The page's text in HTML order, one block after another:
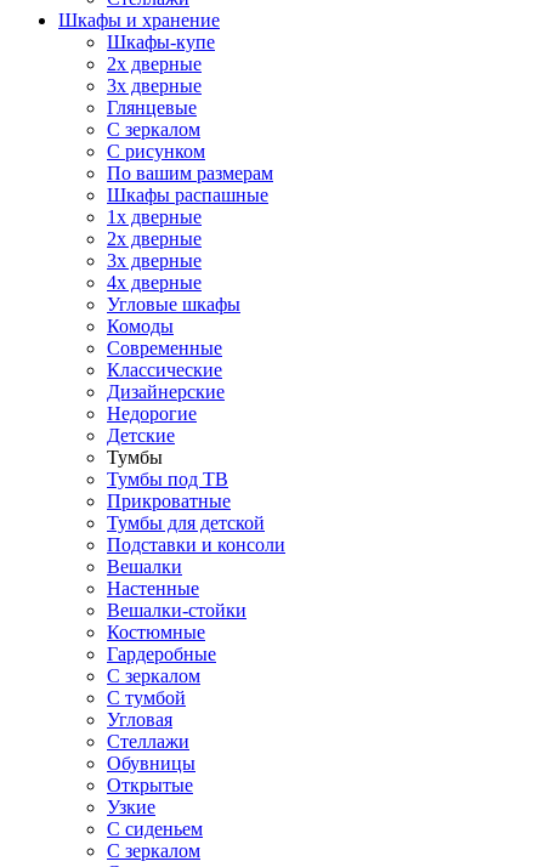
Шкафы и хранение
Шкафы-купе
2х дверные
3х дверные
Глянцевые
С зеркалом
С рисунком
По вашим размерам
Шкафы распашные
1х дверные
2х дверные
3х дверные
4х дверные
Угловые шкафы
Комоды
Современные
Классические
Дизайнерские
Недорогие
Детские
Тумбы
Тумбы под ТВ
Прикроватные
Тумбы для детской
Подставки и консоли
Вешалки
Настенные
Вешалки-стойки
Костюмные
Гардеробные
С зеркалом
С тумбой
Угловая
Стеллажи
Обувницы
Открытые
Узкие
С сиденьем
С зеркалом